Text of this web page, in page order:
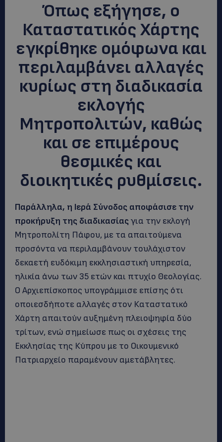
Όπως εξήγησε, ο
Καταστατικός Χάρτης
εγκρίθηκε ομόφωνα και
περιλαμβάνει αλλαγές
κυρίως στη διαδικασία
εκλογής
Μητροπολιτών, καθώς
και σε επιμέρους
θεσμικές και
διοικητικές ρυθμίσεις.
Παράλληλα, η Ιερά Σύνοδος αποφάσισε την
προκήρυξη της διαδικασίας για την εκλογή
Μητροπολίτη Πάφου, με τα απαιτούμενα
προσόντα να περιλαμβάνουν τουλάχιστον
δεκαετή ευδόκιμη εκκλησιαστική υπηρεσία,
ηλικία άνω των 35 ετών και πτυχίο Θεολογίας.
Ο Αρχιεπίσκοπος υπογράμμισε επίσης ότι
οποιεσδήποτε αλλαγές στον Καταστατικό
Χάρτη απαιτούν αυξημένη πλειοψηφία δύο
τρίτων, ενώ σημείωσε πως οι σχέσεις της
Εκκλησίας της Κύπρου με το Οικουμενικό
Πατριαρχείο παραμένουν αμετάβλητες.